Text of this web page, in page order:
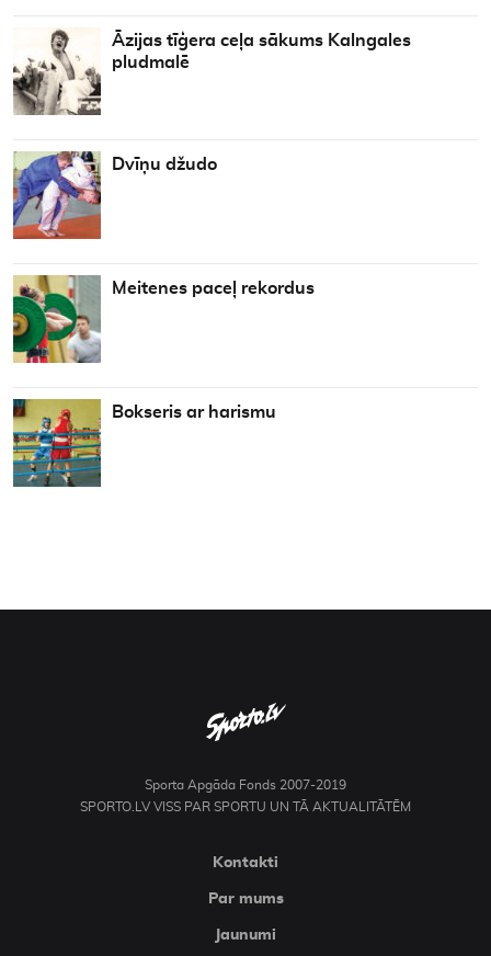
Āzijas tīģera ceļa sākums Kalngales
pludmalē
Dvīņu džudo
Meitenes paceļ rekordus
Bokseris ar harismu
Sporta Apgāda Fonds 2007-2019
SPORTO.LV VISS PAR SPORTU UN TĀ AKTUALITĀTĒM
Kontakti
Par mums
Jaunumi